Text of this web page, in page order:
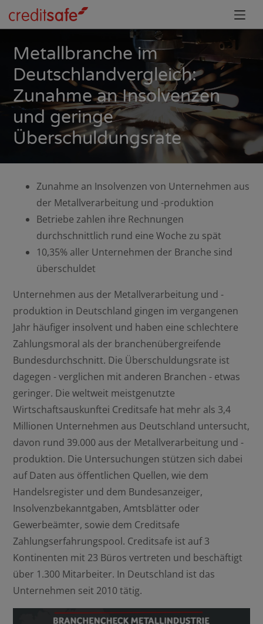
Metallbranche im
Deutschlandvergleich:
Zunahme an Insolvenzen
und geringe
Überschuldungsrate
Zunahme an Insolvenzen von Unternehmen aus
der Metallverarbeitung und -produktion
Betriebe zahlen ihre Rechnungen
durchschnittlich rund eine Woche zu spät
10,35% aller Unternehmen der Branche sind
überschuldet
Unternehmen aus der Metallverarbeitung und -
produktion in Deutschland gingen im vergangenen
Jahr häufiger insolvent und haben eine schlechtere
Zahlungsmoral als der branchenübergreifende
Bundesdurchschnitt. Die Überschuldungsrate ist
dagegen - verglichen mit anderen Branchen - etwas
geringer. Die weltweit meistgenutzte
Wirtschaftsauskunftei Creditsafe hat mehr als 3,4
Millionen Unternehmen aus Deutschland untersucht,
davon rund 39.000 aus der Metallverarbeitung und -
produktion. Die Untersuchungen stützen sich dabei
auf Daten aus öffentlichen Quellen, wie dem
Handelsregister und dem Bundesanzeiger,
Insolvenzbekanntgaben, Amtsblätter oder
Gewerbeämter, sowie dem Creditsafe
Zahlungserfahrungspool. Creditsafe ist auf 3
Kontinenten mit 23 Büros vertreten und beschäftigt
über 1.300 Mitarbeiter. In Deutschland ist das
Unternehmen seit 2010 tätig.